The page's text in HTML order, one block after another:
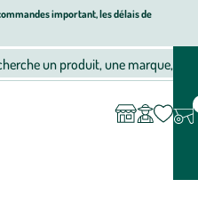
important, les délais de
décoration, alimentation bio
un produit, une marque, un
compte